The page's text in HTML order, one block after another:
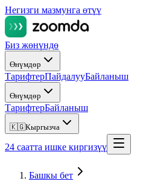
Негизги мазмунга өтүү
Биз жөнүндө
Өнүмдөр
ТарифтерПайдалууБайланыш
Өнүмдөр
ТарифтерБайланыш
🇰🇬Кыргызча
24 саатта ишке киргизүү
Башкы бет